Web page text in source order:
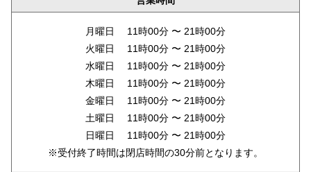
月曜日 11時00分 〜 21時00分
火曜日 11時00分 〜 21時00分
水曜日 11時00分 〜 21時00分
木曜日 11時00分 〜 21時00分
金曜日 11時00分 〜 21時00分
土曜日 11時00分 〜 21時00分
日曜日 11時00分 〜 21時00分
※受付終了時間は閉店時間の30分前となります。